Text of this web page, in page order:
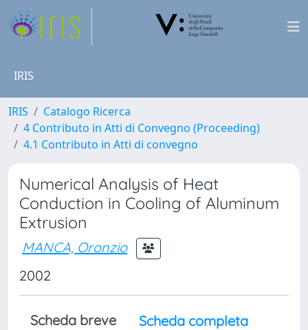
IRIS
IRIS
Catalogo Ricerca
4 Contributo in Atti di Convegno (Proceeding)
4.1 Contributo in Atti di convegno
Numerical Analysis of Heat
Conduction in Cooling of Aluminum
Extrusion
MANCA, Oronzio
2002
Scheda breve
Scheda completa